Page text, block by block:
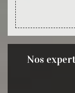
Nos